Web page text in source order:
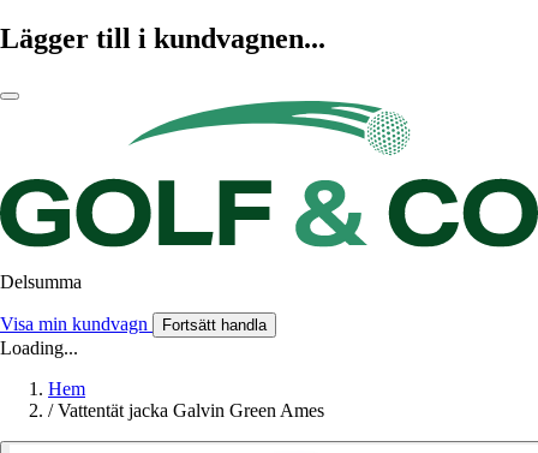
Lägger till i kundvagnen...
Delsumma
Visa min kundvagn Fortsätt handla
Loading...
Hem
/ Vattentät jacka Galvin Green Ames